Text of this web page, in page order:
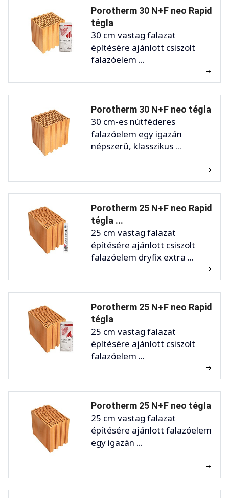
Porotherm 30 N+F neo Rapid
tégla
30 cm vastag falazat
építésére ajánlott csiszolt
falazóelem ...
Porotherm 30 N+F neo tégla
30 cm-es nútféderes
falazóelem egy igazán
népszerű, klasszikus ...
Porotherm 25 N+F neo Rapid
tégla ...
25 cm vastag falazat
építésére ajánlott csiszolt
falazóelem dryfix extra ...
Porotherm 25 N+F neo Rapid
tégla
25 cm vastag falazat
építésére ajánlott csiszolt
falazóelem ...
Porotherm 25 N+F neo tégla
25 cm vastag falazat
építésére ajánlott falazóelem
egy igazán ...